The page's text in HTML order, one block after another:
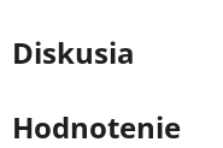
Diskusia
Hodnotenie